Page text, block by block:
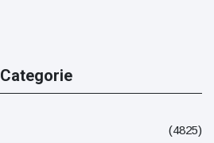
Categorie
(4825)